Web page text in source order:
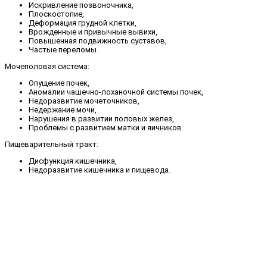
Искривление позвоночника,
Плоскостопие,
Деформация грудной клетки,
Врожденные и привычные вывихи,
Повышенная подвижность суставов,
Частые переломы.
Мочеполовая система:
Опущение почек,
Аномалии чашечно-лоханочной системы почек,
Недоразвитие мочеточников,
Недержание мочи,
Нарушения в развитии половых желез,
Проблемы с развитием матки и яичников.
Пищеварительный тракт:
Дисфункция кишечника,
Недоразвитие кишечника и пищевода.